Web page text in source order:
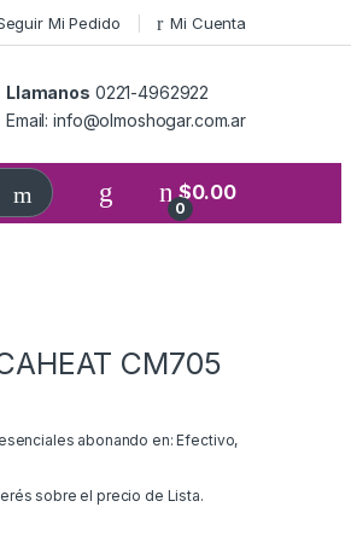
Mi Pedido Mi Cuenta
Llamanos 0221-4962922
Email: info@olmoshogar.com.ar
0
$0.00
CM705
abonando en: Efectivo,
sobre el precio de Lista.